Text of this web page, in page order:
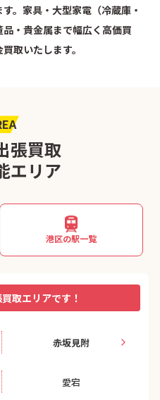
。家具・大型家電（冷蔵庫・
・貴金属まで幅広く高価買
取いたします。
張買取
エリア
港区の駅一覧
取エリアです！
赤坂見附
愛宕